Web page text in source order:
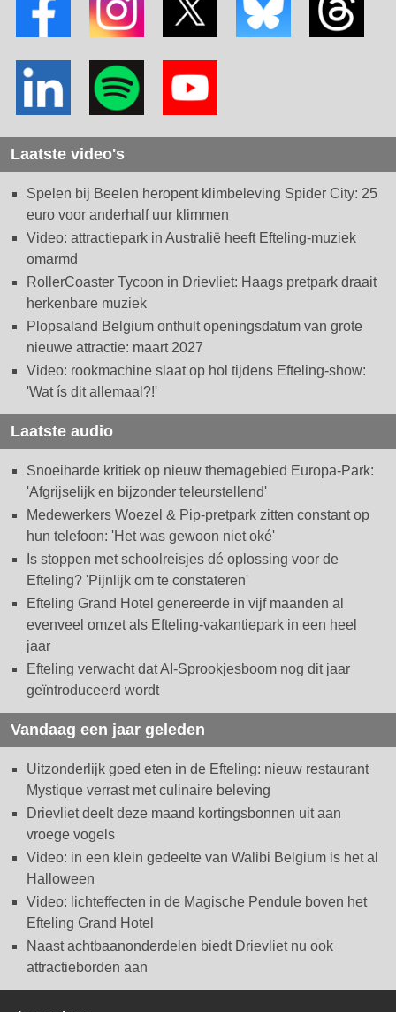
Laatste video's
Spelen bij Beelen heropent klimbeleving Spider City: 25
euro voor anderhalf uur klimmen
Video: attractiepark in Australië heeft Efteling-muziek
omarmd
RollerCoaster Tycoon in Drievliet: Haags pretpark draait
herkenbare muziek
Plopsaland Belgium onthult openingsdatum van grote
nieuwe attractie: maart 2027
Video: rookmachine slaat op hol tijdens Efteling-show:
'Wat ís dit allemaal?!'
Laatste audio
Snoeiharde kritiek op nieuw themagebied Europa-Park:
'Afgrijselijk en bijzonder teleurstellend'
Medewerkers Woezel & Pip-pretpark zitten constant op
hun telefoon: 'Het was gewoon niet oké'
Is stoppen met schoolreisjes dé oplossing voor de
Efteling? 'Pijnlijk om te constateren'
Efteling Grand Hotel genereerde in vijf maanden al
evenveel omzet als Efteling-vakantiepark in een heel
jaar
Efteling verwacht dat AI-Sprookjesboom nog dit jaar
geïntroduceerd wordt
Vandaag een jaar geleden
Uitzonderlijk goed eten in de Efteling: nieuw restaurant
Mystique verrast met culinaire beleving
Drievliet deelt deze maand kortingsbonnen uit aan
vroege vogels
Video: in een klein gedeelte van Walibi Belgium is het al
Halloween
Video: lichteffecten in de Magische Pendule boven het
Efteling Grand Hotel
Naast achtbaanonderdelen biedt Drievliet nu ook
attractieborden aan